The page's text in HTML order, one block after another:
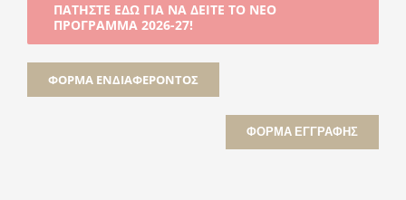
ΠΑΤΗΣΤΕ ΕΔΩ ΓΙΑ ΝΑ ΔΕΊΤΕ ΤΟ ΝΕΟ
ΠΡΟΓΡΑΜΜΑ 2026-27!
ΦΌΡΜΑ ΕΝΔΙΑΦΈΡΟΝΤΟΣ
ΦΌΡΜΑ ΕΓΓΡΑΦΉΣ